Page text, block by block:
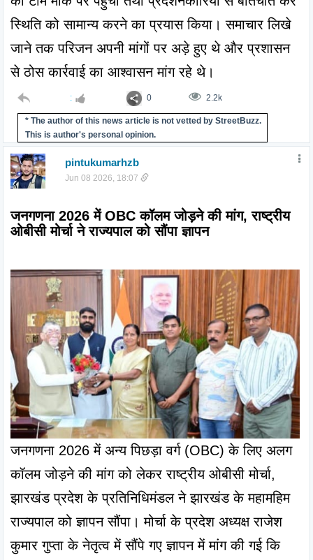
स्थिति को सामान्य करने का प्रयास किया। समाचार लिखे
जाने तक परिजन अपनी मांगों पर अड़े हुए थे और प्रशासन
से ठोस कार्रवाई का आश्वासन मांग रहे थे।
: 0 2.2k
* The author of this news article is not vetted by StreetBuzz.
This is author's personal opinion.
pintukumarhzb
Jun 08 2026, 18:07
जनगणना 2026 में OBC कॉलम जोड़ने की मांग, राष्ट्रीय
ओबीसी मोर्चा ने राज्यपाल को सौंपा ज्ञापन
जनगणना 2026 में अन्य पिछड़ा वर्ग (OBC) के लिए अलग
कॉलम जोड़ने की मांग को लेकर राष्ट्रीय ओबीसी मोर्चा,
झारखंड प्रदेश के प्रतिनिधिमंडल ने झारखंड के महामहिम
राज्यपाल को ज्ञापन सौंपा। मोर्चा के प्रदेश अध्यक्ष राजेश
कुमार गुप्ता के नेतृत्व में सौंपे गए ज्ञापन में मांग की गई कि